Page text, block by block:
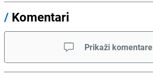
/ Komentari
Prikaži komentare